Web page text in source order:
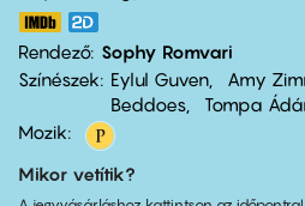
Rendező Sophy Romvari
Színészek
Eylul Guven Amy
Beddoes
Tompa
Mozik:
Mikor vetítik?